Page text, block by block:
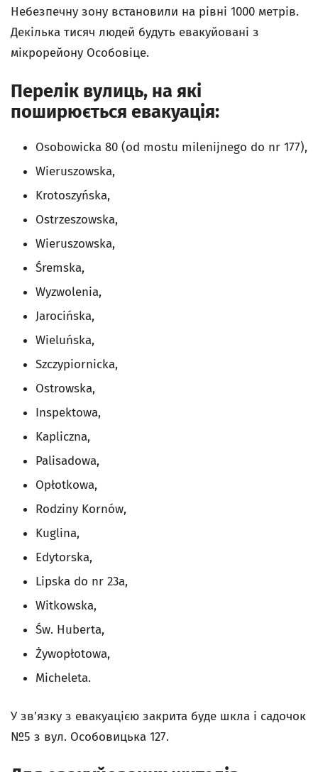
Небезпечну зону встановили на рівні 1000 метрів.
Декілька тисяч людей будуть евакуйовані з
мiкрорейону Особовіце.
Перелік вулиць, на які
поширюється евакуація:
Osobowicka 80 (od mostu milenijnego do nr 177),
Wieruszowska,
Krotoszyńska,
Ostrzeszowska,
Wieruszowska,
Śremska,
Wyzwolenia,
Jarocińska,
Wieluńska,
Szczypiornicka,
Ostrowska,
Inspektowa,
Kapliczna,
Palisadowa,
Opłotkowa,
Rodziny Kornów,
Kuglina,
Edytorska,
Lipska do nr 23a,
Witkowska,
Św. Huberta,
Żywopłotowa,
Micheleta.
У зв’язку з евакуацією закрита буде шкла i садочок
№5 з вул. Особовицька 127.